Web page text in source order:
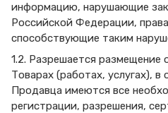
информацию, нарушающие
Российской Федерации,
способствующие таким
1.2. Разрешается размещение
Товарах (работах, услугах),
Продавца имеются все
регистрации, разрешения,